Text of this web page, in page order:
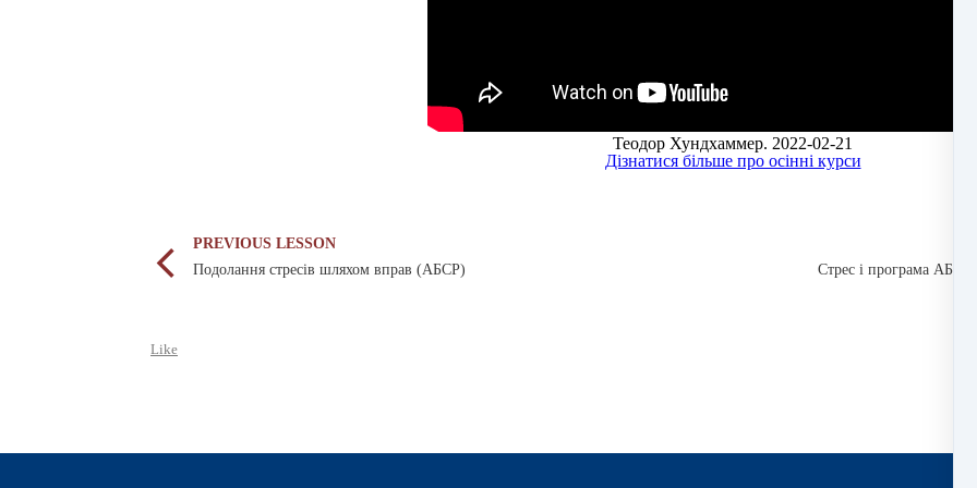
Теодор Хундхаммер. 2022-02-21
Дізнатися більше про осінні курси
PREVIOUS LESSON
Подолання стресiв шляхом вправ (АБСР)
Стрес і програма АБСР
Like